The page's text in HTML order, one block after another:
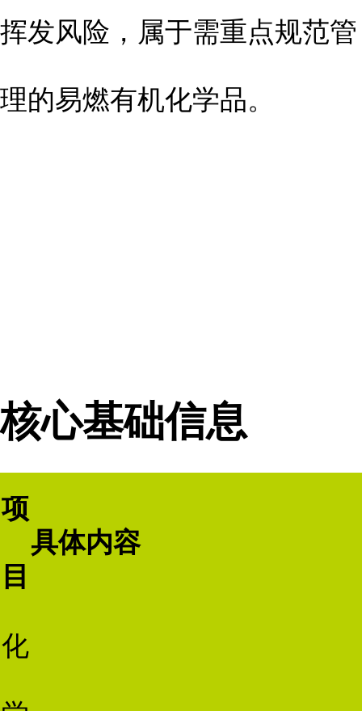
挥发风险，属于需重点规范管
理的易燃有机化学品。
核心基础信息
项
目
具体内容
化